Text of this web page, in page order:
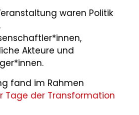
waren Politik
Akteure und
fand im Rahmen
Tage der Transformation